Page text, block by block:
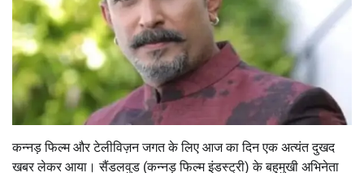
कन्नड़ फिल्म और टेलीविज़न जगत के लिए आज का दिन एक अत्यंत दुखद
खबर लेकर आया। सैंडलवुड (कन्नड़ फिल्म इंडस्ट्री) के बहुमुखी अभिनेता